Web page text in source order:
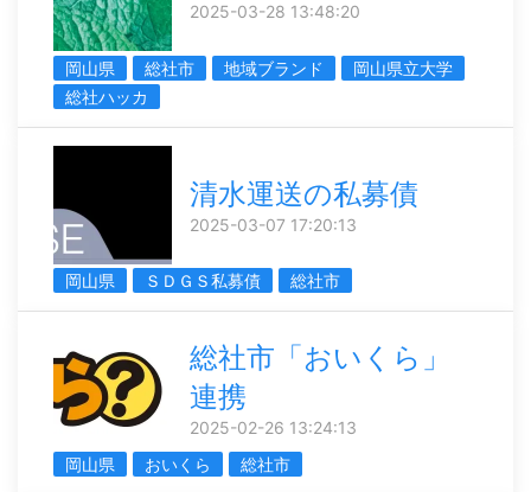
2025-03-28 13:48:20
岡山県 総社市 地域ブランド
岡山県立大学
総社ハッカ
清水運送の私募債
2025-03-07 17:20:13
岡山県 ＳＤＧＳ私募債 総社市
総社市「おいくら」
連携
2025-02-26 13:24:13
岡山県
おいくら 総社市